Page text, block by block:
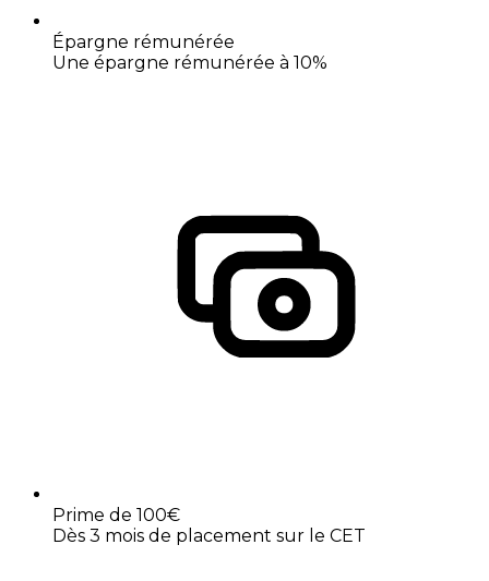
Épargne rémunérée
Une épargne rémunérée à 10%
Prime de 100€
Dès 3 mois de placement sur le CET